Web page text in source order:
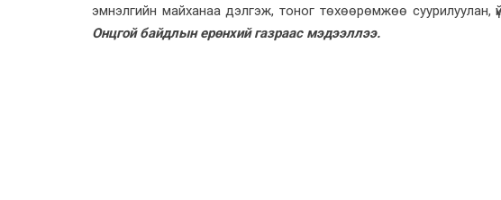
эмнэлгийн майханаа дэлгэж, тоног төхөөрөмжөө суурилуулан,
Онцгой байдлын ерөнхий газраас мэдээллээ.